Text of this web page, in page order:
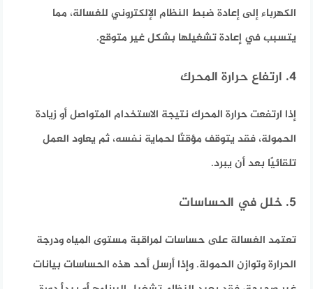
الكهرباء إلى إعادة ضبط النظام الإلكتروني للغسالة، مما
يتسبب في إعادة تشغيلها بشكل غير متوقع.
4. ارتفاع حرارة المحرك
إذا ارتفعت حرارة المحرك نتيجة الاستخدام المتواصل أو زيادة
الحمولة، فقد يتوقف مؤقتًا لحماية نفسه، ثم يعاود العمل
تلقائيًا بعد أن يبرد.
5. خلل في الحساسات
تعتمد الغسالة على حساسات لمراقبة مستوى المياه ودرجة
الحرارة وتوازن الحمولة. وإذا أرسل أحد هذه الحساسات بيانات